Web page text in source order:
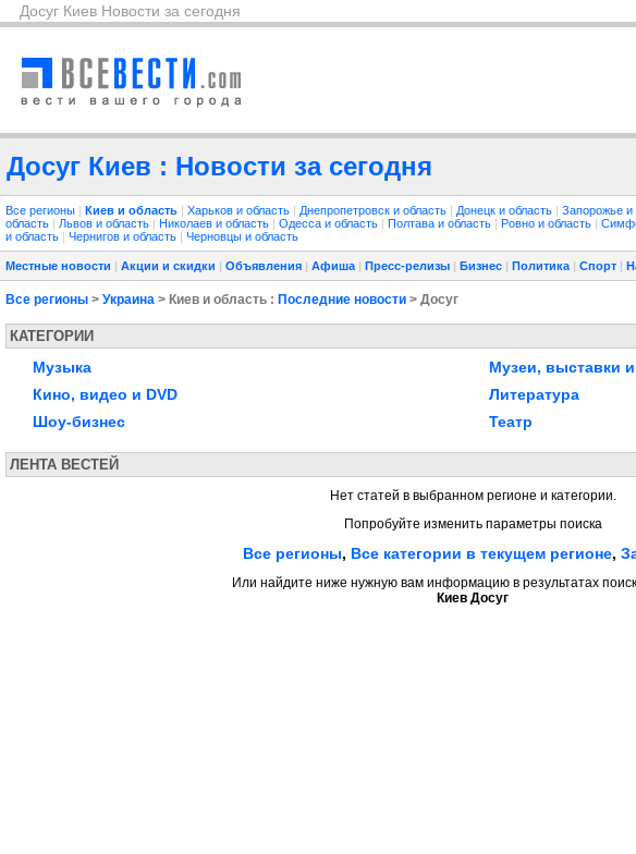
Досуг Киев Новости за сегодня
Досуг Киев : Новости за сегодня
Все регионы | Киев и область | Харьков и область | Днепропетровск и область | Донецк и область | Запорожье и
область | Львов и область | Николаев и область | Одесса и область | Полтава и область | Ровно и область |
и область | Чернигов и область | Черновцы и область
Местные новости | Акции и скидки | Объявления | Афиша | Пресс-релизы | Бизнес | Политика | Спорт |
Все регионы > Украина > Киев и область : Последние новости > Досуг
КАТЕГОРИИ
Музыка
Кино, видео и DVD
Шоу-бизнес
Музеи, выставки и
Литература
Театр
ЛЕНТА ВЕСТЕЙ
Нет статей в выбранном регионе и категории.
Попробуйте изменить параметры поиска
Все регионы, Все категории в текущем регионе,
Или найдите ниже нужную вам информацию в результатах
Киев Досуг